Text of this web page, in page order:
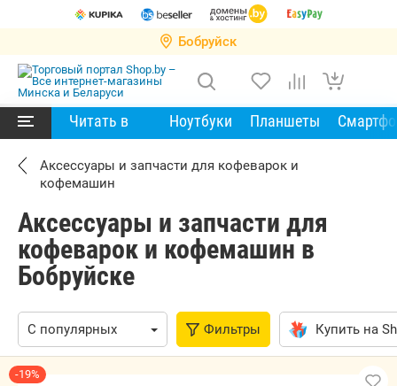
Бобруйск
Читать в Ноутбуки Планшеты
Аксессуары и запчасти для кофеварок и
кофемашин
Аксессуары и запчасти для
кофеварок и кофемашин в
Бобруйске
Фильтры Купить на
-19%